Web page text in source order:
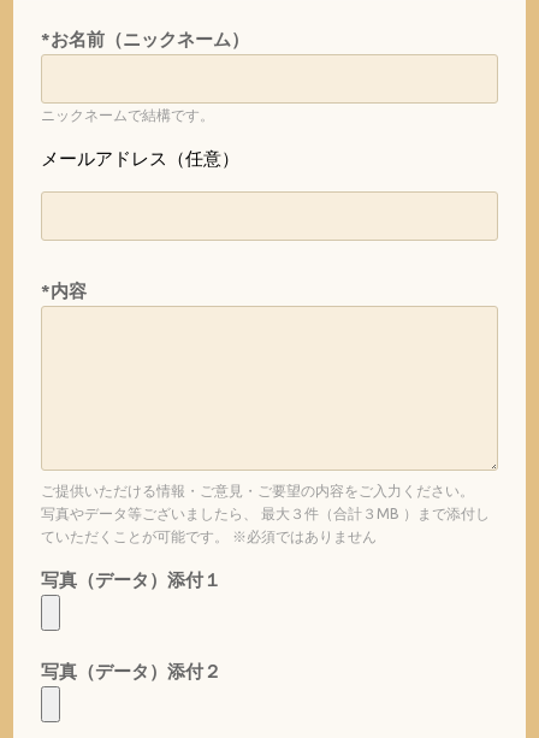
*お名前（ニックネーム）
ニックネームで結構です。
メールアドレス（任意）
*内容
ご提供いただける情報・ご意見・ご要望の内容をご入力ください。
写真やデータ等ございましたら、 最大３件（合計３MB ）まで添付し
ていただくことが可能です。 ※必須ではありません
写真（データ）添付１
写真（データ）添付２